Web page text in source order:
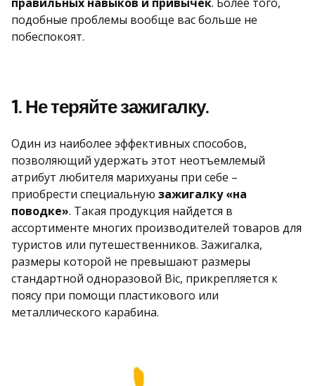
подобные проблемы вообще вас больше не
побеспокоят.
1. Не теряйте зажигалку.
Один из наиболее эффективных способов,
позволяющий удержать этот неотъемлемый
атрибут любителя марихуаны при себе –
приобрести специальную зажигалку «на
поводке». Такая продукция найдется в
ассортименте многих производителей товаров для
туристов или путешественников. Зажигалка,
размеры которой не превышают размеры
стандартной одноразовой Bic, прикрепляется к
поясу при помощи пластикового или
металлического карабина.